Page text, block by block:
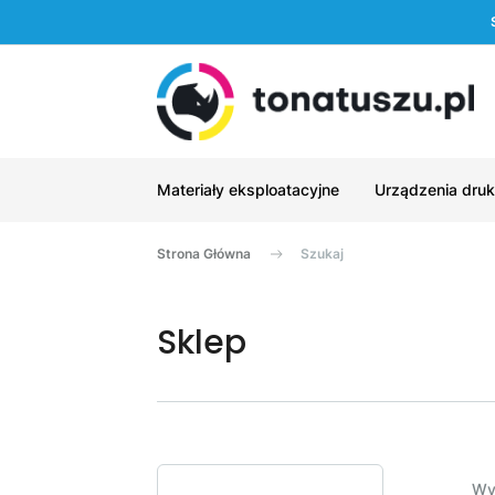
Materiały eksploatacyjne Urządzenia
Strona Główna Szukaj
Sklep